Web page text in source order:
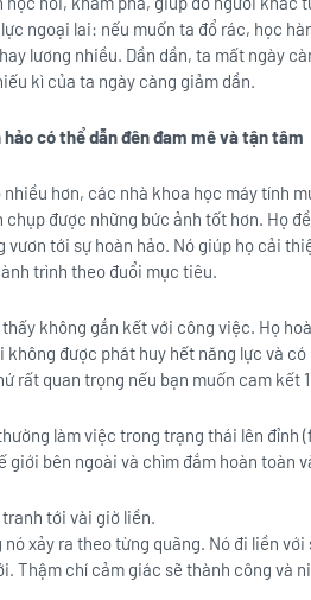
ngoại lai: nếu muốn ta đổ rác, học
lương nhiều. Dần dần, ta mất ngày
kì của ta ngày càng giảm dần.
có thể dẫn đên đam mê và tận tâm
hơn, các nhà khoa học máy tính
được những bức ảnh tốt hơn. Họ
tới sự hoàn hảo. Nó giúp họ cải
trình theo đuổi mục tiêu.
không gắn kết với công việc. Họ
được phát huy hết năng lực và
rất quan trọng nếu bạn muốn cam kết
làm việc trong trạng thái lên đỉnh
bên ngoài và chìm đắm hoàn toàn
tới vài giờ liền.
xảy ra theo từng quãng. Nó đi liền
Thậm chí cảm giác sẽ thành công và